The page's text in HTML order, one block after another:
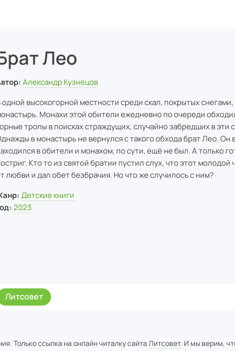
Лео
Александр Кузнецов
одной высокогорной местности среди скал, покрытых снегами,
Монахи этой обители ежедневно по очереди
тропы в поисках страждущих, случайно забредших в эти
в монастырь не вернулся с такого обхода брат Лео. Он
в обители и монахом, по сути, ещё не был. А только
Кто то из святой братии пустил слух, что этот молодой
любви и дал обет безбрачия. Но что же случилось с ним?
Детские книги
2023
Литсовет
Только ссылка на онлайн читалку сайта Литсовет. И мы верим,